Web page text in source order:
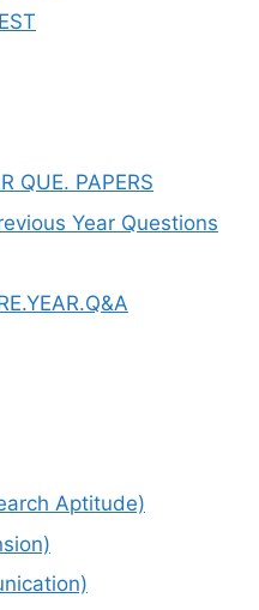
QUE. PAPERS
Year Questions
Aptitude)